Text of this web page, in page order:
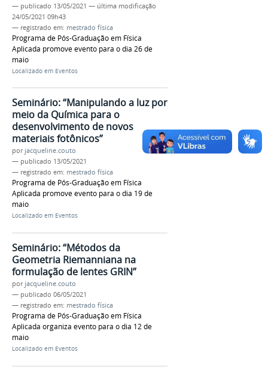
— publicado 13/05/2021 — última modificação
24/05/2021 09h43
— registrado em: mestrado física
Programa de Pós-Graduação em Física
Aplicada promove evento para o dia 26 de
maio
Localizado em Eventos
Seminário: “Manipulando a luz por
meio da Química para o
desenvolvimento de novos
materiais fotônicos”
por jacqueline.couto
— publicado 13/05/2021
— registrado em: mestrado física
Programa de Pós-Graduação em Física
Aplicada promove evento para o dia 19 de
maio
Localizado em Eventos
Seminário: “Métodos da
Geometria Riemanniana na
formulação de lentes GRIN”
por jacqueline.couto
— publicado 06/05/2021
— registrado em: mestrado física
Programa de Pós-Graduação em Física
Aplicada organiza evento para o dia 12 de
maio
Localizado em Eventos